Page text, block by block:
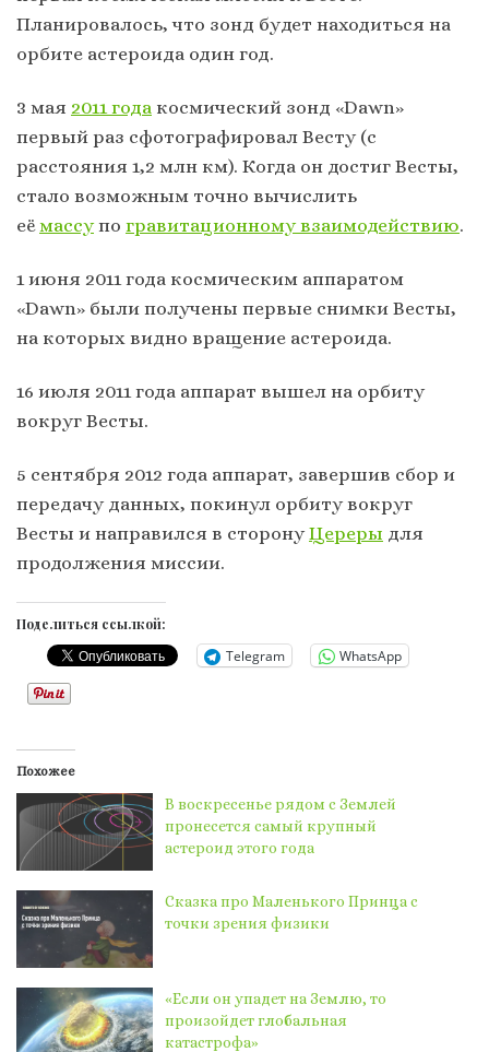
Планировалось, что зонд будет находиться на
орбите астероида один год.
3 мая 2011 года космический зонд «Dawn»
первый раз сфотографировал Весту (с
расстояния 1,2 млн км). Когда он достиг Весты,
стало возможным точно вычислить
еёмассупо гравитационному взаимодействию.
1 июня 2011 года космическим аппаратом
«Dawn» были получены первые снимки Весты,
на которых видно вращение астероида.
16 июля 2011 года аппарат вышел на орбиту
вокруг Весты.
5 сентября 2012 года аппарат, завершив сбор и
передачу данных, покинул орбиту вокруг
Весты и направился в сторонуЦереры для
продолжения миссии.
Поделиться ссылкой:
Telegram WhatsApp
Похожее
В воскресенье рядом с Землей
пронесется самый крупный
астероид этого года
Сказка про Маленького Принца с
точки зрения физики
«Если он упадет на Землю, то
произойдет глобальная
катастрофа»